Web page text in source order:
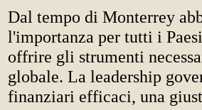
Dal tempo di Monterrey
l'importanza per tutti i
offrire gli strumenti
globale. La leadership
finanziari efficaci, una